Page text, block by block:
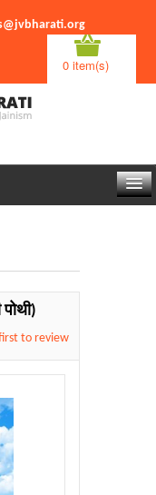
0 item(s)
to review